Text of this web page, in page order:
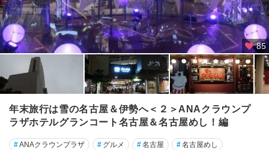
85
年末旅行は雪の名古屋＆伊勢へ＜２＞ANAクラウンプ
ラザホテルグランコート名古屋＆名古屋めし！編
#ANAクラウンプラザ # グルメ #名古屋 #名古屋めし